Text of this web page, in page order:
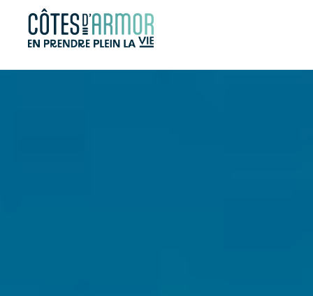
Panneau de gestion des cookies